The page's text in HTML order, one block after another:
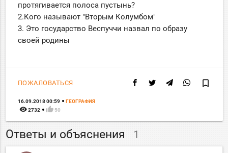
протягивается полоса пустынь?
2.Кого называют "Вторым Колумбом"
3. Это государство Веспуччи назвал по образу
своей родины
ПОЖАЛОВАТЬСЯ bookmark_border
16.09.2018 00:59 ГЕОГРАФИЯ
remove_red_eye 2732 thumb_up 50
Ответы и объяснения 1